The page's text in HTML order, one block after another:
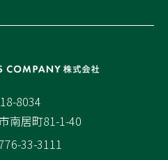
8034
南居町81-1-40
33-3111